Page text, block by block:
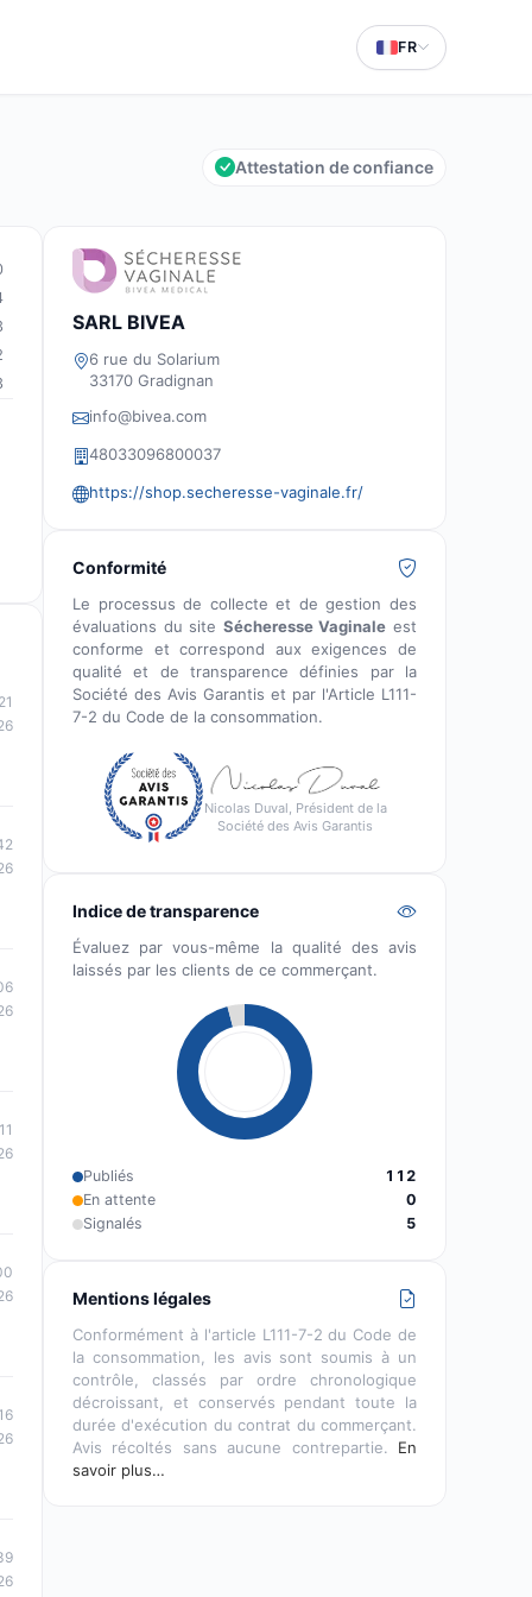
FR
Attestation de confiance
SARL BIVEA
6 rue du Solarium
33170 Gradignan
info@bivea.com
48033096800037
https://shop.secheresse-vaginale.fr/
Conformité
Le processus de collecte et de gestion des
évaluations du site Sécheresse Vaginale est
conforme et correspond aux exigences de
qualité et de transparence définies par la
Société des Avis Garantis et par l'Article L111-
7-2 du Code de la consommation.
Nicolas Duval, Président de la
Société des Avis Garantis
Indice de transparence
Évaluez par vous-même la qualité des avis
laissés par les clients de ce commerçant.
Publiés
112
En attente
0
Signalés
5
Mentions légales
Conformément à l'article L111-7-2 du Code de
la consommation, les avis sont soumis à un
contrôle, classés par ordre chronologique
décroissant, et conservés pendant toute la
durée d'exécution du contrat du commerçant.
Avis récoltés sans aucune contrepartie. En
savoir plus…